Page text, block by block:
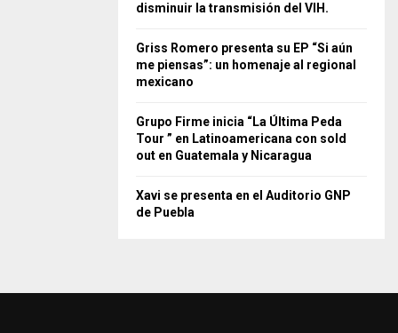
disminuir la transmisión del VIH.
Griss Romero presenta su EP “Si aún
me piensas”: un homenaje al regional
mexicano
Grupo Firme inicia “La Última Peda
Tour ” en Latinoamericana con sold
out en Guatemala y Nicaragua
Xavi se presenta en el Auditorio GNP
de Puebla